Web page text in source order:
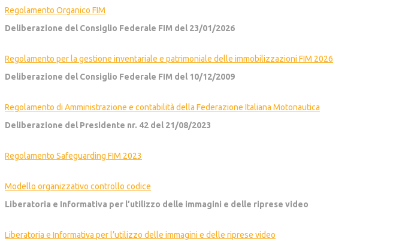
Regolamento Organico FIM
Deliberazione del Consiglio Federale FIM del 23/01/2026
Regolamento per la gestione inventariale e patrimoniale delle immobilizzazioni FIM 2026
Deliberazione del Consiglio Federale FIM del 10/12/2009
Regolamento di Amministrazione e contabilità della Federazione Italiana Motonautica
Deliberazione del Presidente nr. 42 del 21/08/2023
Regolamento Safeguarding FIM 2023
Modello organizzativo controllo codice
Liberatoria e Informativa per l’utilizzo delle immagini e delle riprese video
Liberatoria e Informativa per l’utilizzo delle immagini e delle riprese video